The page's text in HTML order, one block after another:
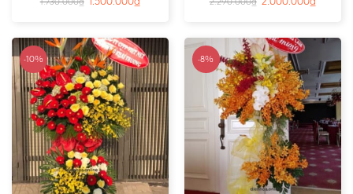
-10% -8%